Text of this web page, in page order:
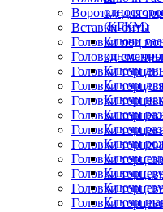
Воротки для
Вставки-биты
Головки под
Головки
Головки
Головки
Головки
Головки
Головки
Головки
Головки
Головки
Головки
Головки
(КГКМ)
Ключи
Ключи
Ключи
Ключи
Ключи
Ключи
Ключи
Ключи
Ключи
Ключи
Ключи